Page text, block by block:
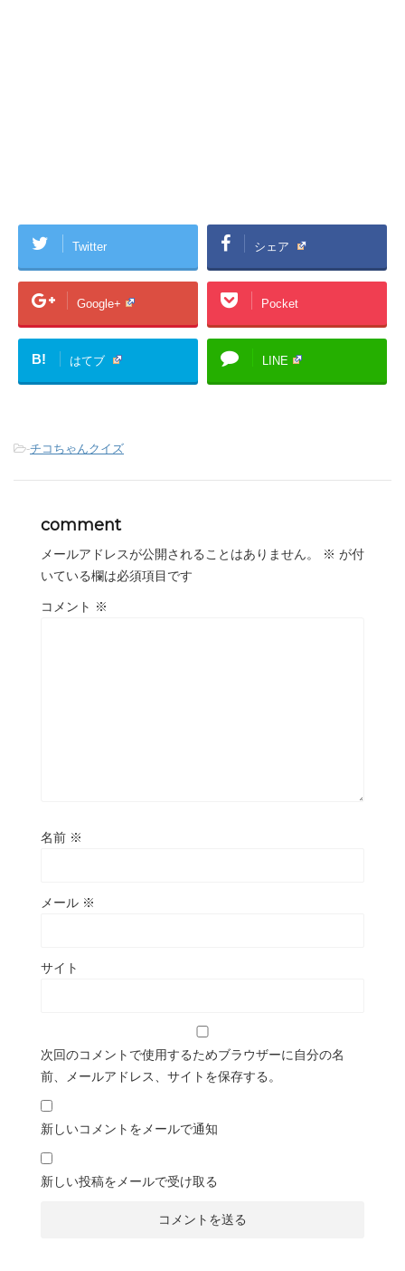
Twitter シェア
Google+ Pocket
B! はてブ LINE
-チコちゃんクイズ
comment
メールアドレスが公開されることはありません。 ※ が付
いている欄は必須項目です
コメント ※
名前 ※
メール ※
サイト
次回のコメントで使用するためブラウザーに自分の名
前、メールアドレス、サイトを保存する。
新しいコメントをメールで通知
新しい投稿をメールで受け取る